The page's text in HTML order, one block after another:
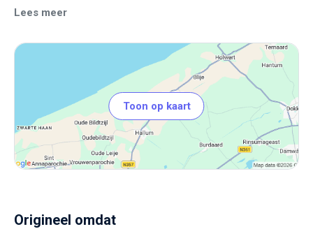
Beleef een unieke overnachting in een stijlvol naar de jaren 20
De trein staat op Station Marrum-Westernijkerk, gelegen aan
het eens zo roemruchte spoorlijntje “het Dokkumer Lokaaltje”.
Het station wordt wel eens genoemd als het leukste station
van heel Nederland. Als je het station binnenkomt zal de
Stationschef of Trijntje je vanachter het kaartenloket
Lees meer
Toon op kaart
Origineel omdat